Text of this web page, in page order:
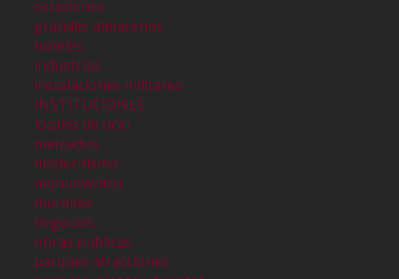
estaciones
grandes almacenes
hoteles
industrias
instalaciones militares
INSTITUCIONES
locales de ocio
mercados
modernismo
monumentos
murallas
negocios
obras públicas
parques atracciones